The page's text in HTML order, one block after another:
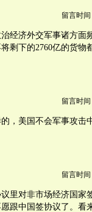
留言时间
经济外交军事诸方面
剩下的2760亿的货物
留言时间
，美国不会军事攻击
留言时间
里对非市场经济国家
跟中国签协议了。看